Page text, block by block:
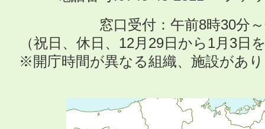
窓口受付：午前8時30分
（祝日、休日、12月29日から1月3日
※開庁時間が異なる組織、施設があ